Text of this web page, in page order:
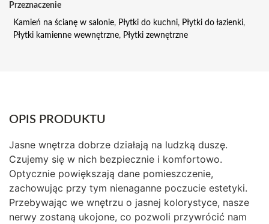
Przeznaczenie
Kamień na ścianę w salonie, Płytki do kuchni, Płytki do łazienki,
Płytki kamienne wewnętrzne, Płytki zewnętrzne
OPIS PRODUKTU
Jasne wnętrza dobrze działają na ludzką duszę.
Czujemy się w nich bezpiecznie i komfortowo.
Optycznie powiększają dane pomieszczenie,
zachowując przy tym nienaganne poczucie estetyki.
Przebywając we wnętrzu o jasnej kolorystyce, nasze
nerwy zostaną ukojone, co pozwoli przywrócić nam